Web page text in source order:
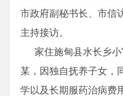
市政府副秘书长、市信
主持接访。
家住施甸县水长乡
某，因独自抚养子女，
学以及长期服药治病费